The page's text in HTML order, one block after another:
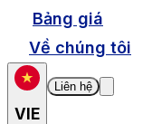
Bảng giá
Về chúng tôi
VIE
Liên hệ